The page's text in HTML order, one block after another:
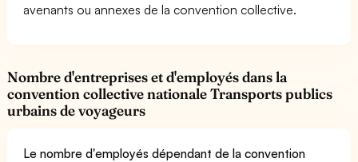
avenants ou annexes de la convention collective.
Nombre d'entreprises et d'employés dans la
convention collective nationale Transports publics
urbains de voyageurs
Le nombre d'employés dépendant de la convention